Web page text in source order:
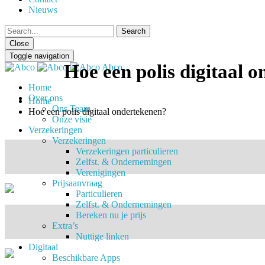
Nieuws
Close
Toggle navigation
Abco
Home
Over ons
Ons Team
Onze visie
Verzekeringen
Verzekeringen
Verzekeringen particulieren
Zelfst. & Ondernemingen
Verenigingen
Prijsaanvraag
Particulieren
Zelfst. & Ondernemingen
Bereken nu je prijs
Extra’s
Nuttige linken
Digitaal
Beschikbare Apps
Hoe een polis digitaal
Home
Hoe een polis digitaal ondertekenen?